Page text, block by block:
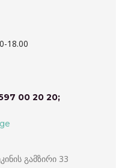
18.00
00 20 20;
გამზირი 33